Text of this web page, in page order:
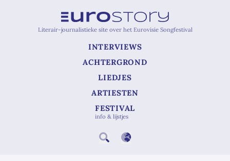
Literair-journalistieke site over het Eurovisie Songfestival
INTERVIEWS
ACHTERGROND
LIEDJES
ARTIESTEN
FESTIVAL
info & lijstjes